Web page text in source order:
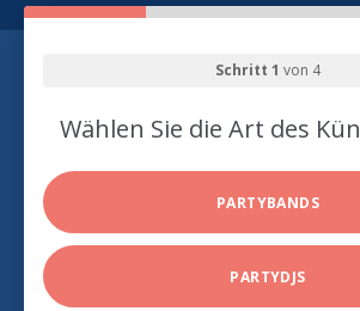
Schritt 1 von 4
Wählen Sie die Art des
PARTYBANDS
PARTYDJS